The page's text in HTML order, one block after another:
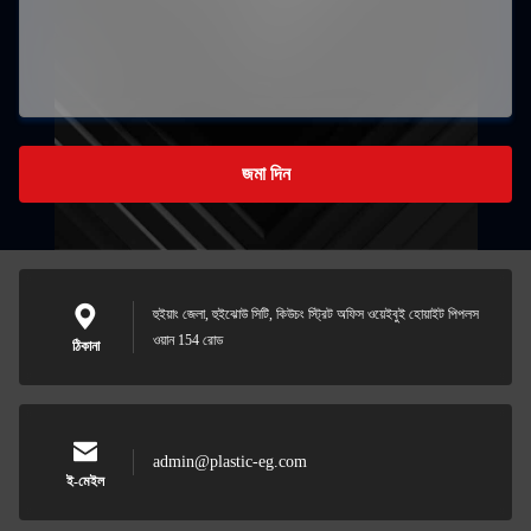
জমা দিন
ঠিকানা
হুইয়াং জেলা, হুইঝোউ সিটি, কিউচং স্ট্রিট অফিস ওয়েইবুই হোয়াইট পিপলস
ওয়ান 154 রোড
ই-মেইল
admin@plastic-eg.com